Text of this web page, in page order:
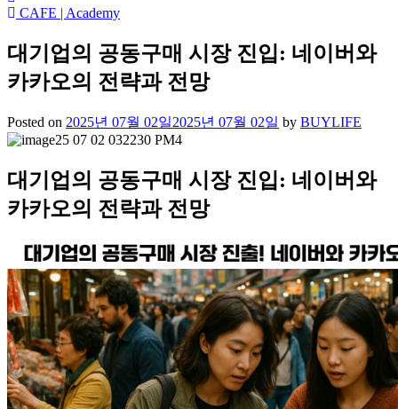
CAFE | Academy
대기업의 공동구매 시장 진입: 네이버와
카카오의 전략과 전망
Posted on 2025년 07월 02일2025년 07월 02일 by BUYLIFE
대기업의 공동구매 시장 진입: 네이버와
카카오의 전략과 전망